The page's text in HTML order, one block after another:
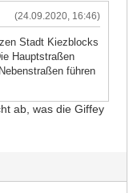
(24.09.2020, 16:46)
Stadt Kiezblocks
Hauptstraßen
führen
ab, was die Giffey